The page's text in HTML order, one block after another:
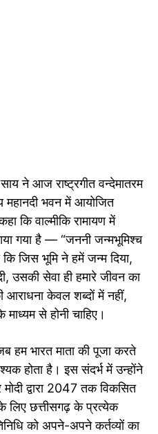
ने आज राष्ट्रगीत वन्देमातरम
महानदी भवन में आयोजित
कि वाल्मीकि रामायण में
गया है — “जननी जन्मभूमिश्च
कि जिस भूमि ने हमें जन्म दिया,
उसकी सेवा ही हमारे जीवन का
आराधना केवल शब्दों में नहीं,
से होनी चाहिए।
हम भारत माता की पूजा करते
होता है। इस संदर्भ में उन्होंने
द्वारा 2047 तक विकसित
लिए छत्तीसगढ़ के प्रत्येक
को अपने-अपने कर्तव्यों का